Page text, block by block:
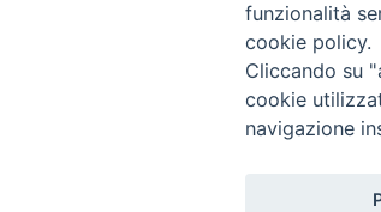
funzionalità
cookie policy.
Cliccando su
cookie
navigazione